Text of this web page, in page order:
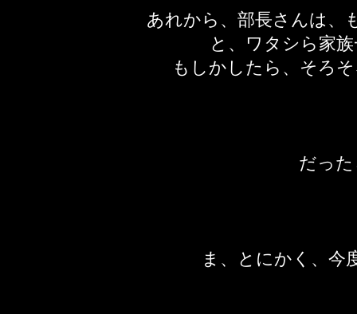
あれから、部長さんは、
と、ワタシら家
もしかしたら、そろ
だっ
ま、とにかく、今